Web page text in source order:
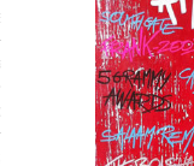
2016
2016
PARISARTISTES #